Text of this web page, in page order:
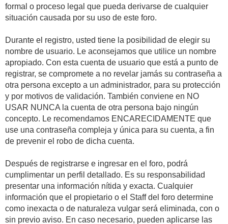
formal o proceso legal que pueda derivarse de cualquier
situación causada por su uso de este foro.
Durante el registro, usted tiene la posibilidad de elegir su
nombre de usuario. Le aconsejamos que utilice un nombre
apropiado. Con esta cuenta de usuario que está a punto de
registrar, se compromete a no revelar jamás su contraseña a
otra persona excepto a un administrador, para su protección
y por motivos de validación. También conviene en NO
USAR NUNCA la cuenta de otra persona bajo ningún
concepto. Le recomendamos ENCARECIDAMENTE que
use una contraseña compleja y única para su cuenta, a fin
de prevenir el robo de dicha cuenta.
Después de registrarse e ingresar en el foro, podrá
cumplimentar un perfil detallado. Es su responsabilidad
presentar una información nítida y exacta. Cualquier
información que el propietario o el Staff del foro determine
como inexacta o de naturaleza vulgar será eliminada, con o
sin previo aviso. En caso necesario, pueden aplicarse las